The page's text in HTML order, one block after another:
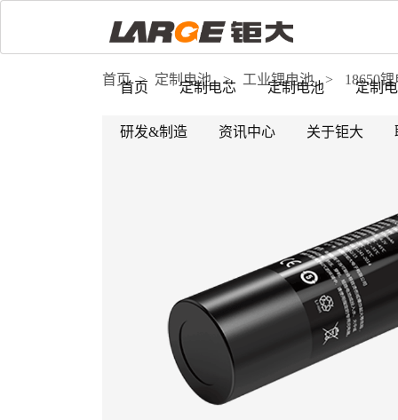
首页 定制电芯 定制电池 定制
研发&制造 资讯中心 关于钜大
首页 > 定制电池 > 工业锂电池 > 18650